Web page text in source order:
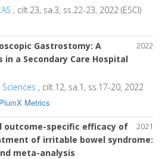
, cilt.23, sa.3, ss.22-23, 2022 (ESCI)
2022
Gastrostomy: A
a Secondary Care Hospital
, cilt.12, sa.1, ss.17-20, 2022
PlumX Metrics
2021
outcome-specific efficacy of
of irritable bowel syndrome:
meta-analysis